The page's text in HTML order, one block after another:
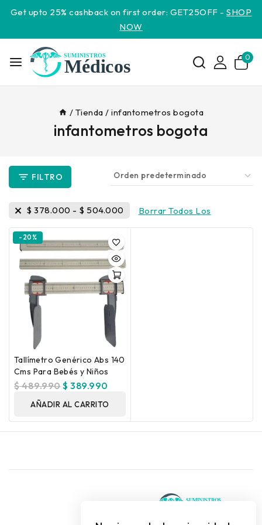
Get upto 25% cashback on first order: GET25OFF -SHOP
NOW
0
/ Tienda / infantometros bogota
infantometros bogota
FILTRO
$ 378.000 - $ 504.000 Borrar Todos Los
-20%
Tallímetro Genérico Abs 140
Cms Para Bebés y Niños
$489.990$ 389.990
AÑADIR AL CARRITO